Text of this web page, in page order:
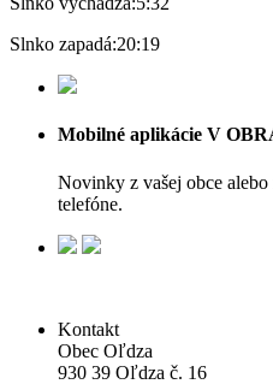
Slnko zapadá:20:19
Mobilné aplikácie V
Novinky z vašej obce
telefóne.
Kontakt
Obec Oľdza
930 39 Oľdza č. 16